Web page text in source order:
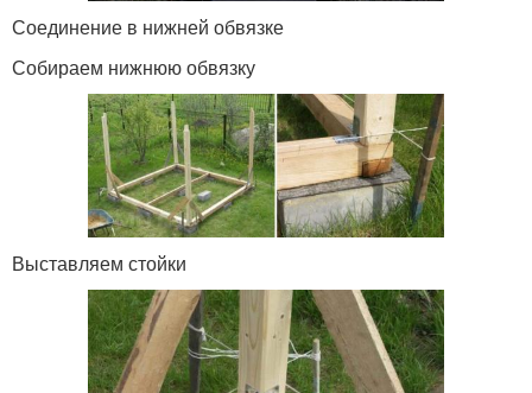
Соединение в нижней обвязке
Собираем нижнюю обвязку
Выставляем стойки